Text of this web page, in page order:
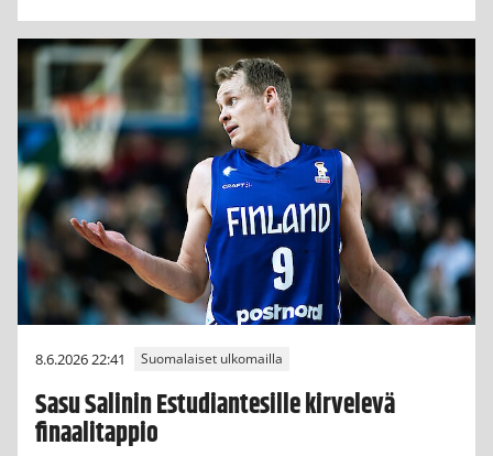
8.6.2026 22:41 Suomalaiset ulkomailla
Sasu Salinin Estudiantesille kirvelevä
finaalitappio